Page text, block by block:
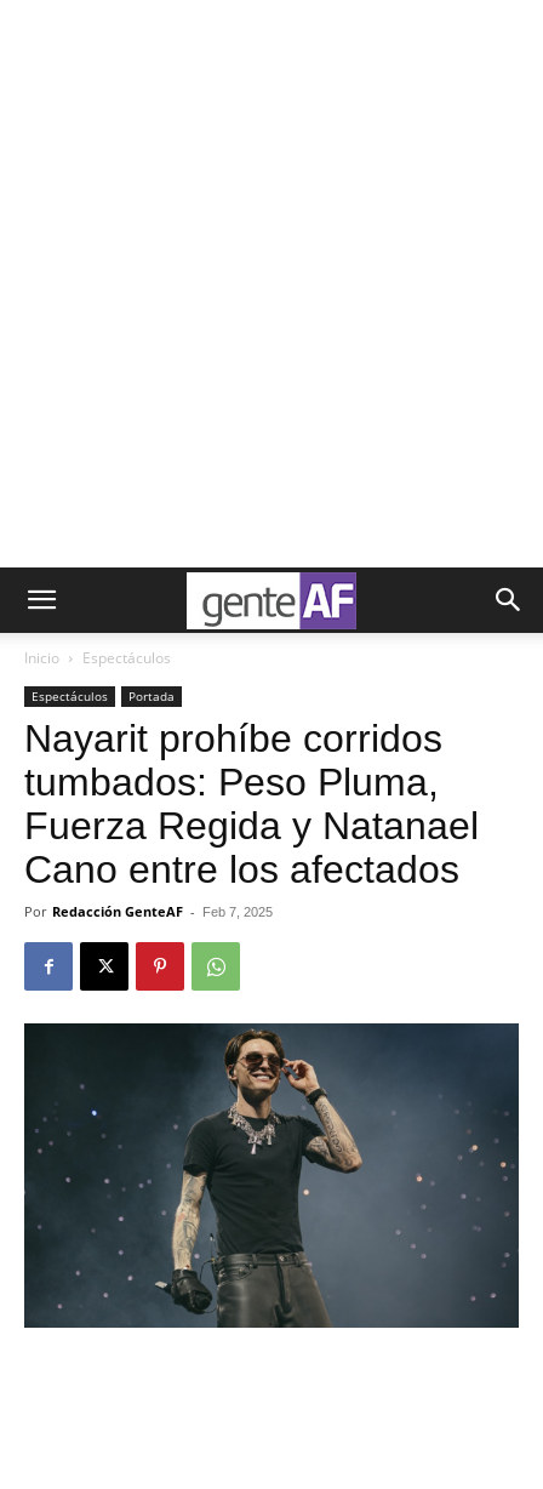
Inicio Espectáculos
Espectáculos Portada
Nayarit prohíbe corridos
tumbados: Peso Pluma,
Fuerza Regida y Natanael
Cano entre los afectados
Por Redacción GenteAF - Feb 7, 2025